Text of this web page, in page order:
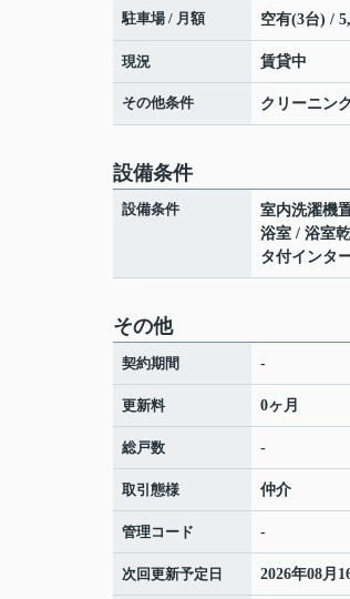
駐車場 / 月額 空有(3台) /
現況 賃貸中
その他条件 クリーニン
設備条件
設備条件
室内洗濯機
浴室 / 浴室
タ付インタ
その他
契約期間 -
更新料 0ヶ月
総戸数 -
取引態様 仲介
管理コード -
次回更新予定日 2026年08月